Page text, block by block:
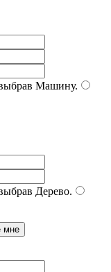
Машину.
Дерево.